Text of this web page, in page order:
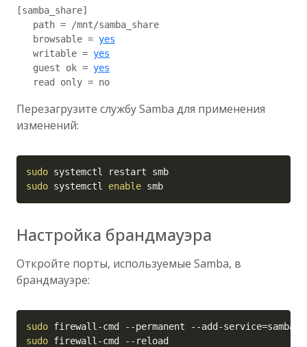
[samba_share]
   path = /mnt/samba_share
   browsable =
yes
   writable =
yes
   guest ok =
yes
Перезагрузите службу Samba для применения
изменений:
sudo
sudo systemctl enable smb
Настройка брандмауэра
Откройте порты, используемые Samba, в
брандмауэре:
sudo firewall-cmd --permanent --add-service=
sudo firewall-cmd --reload
Copy